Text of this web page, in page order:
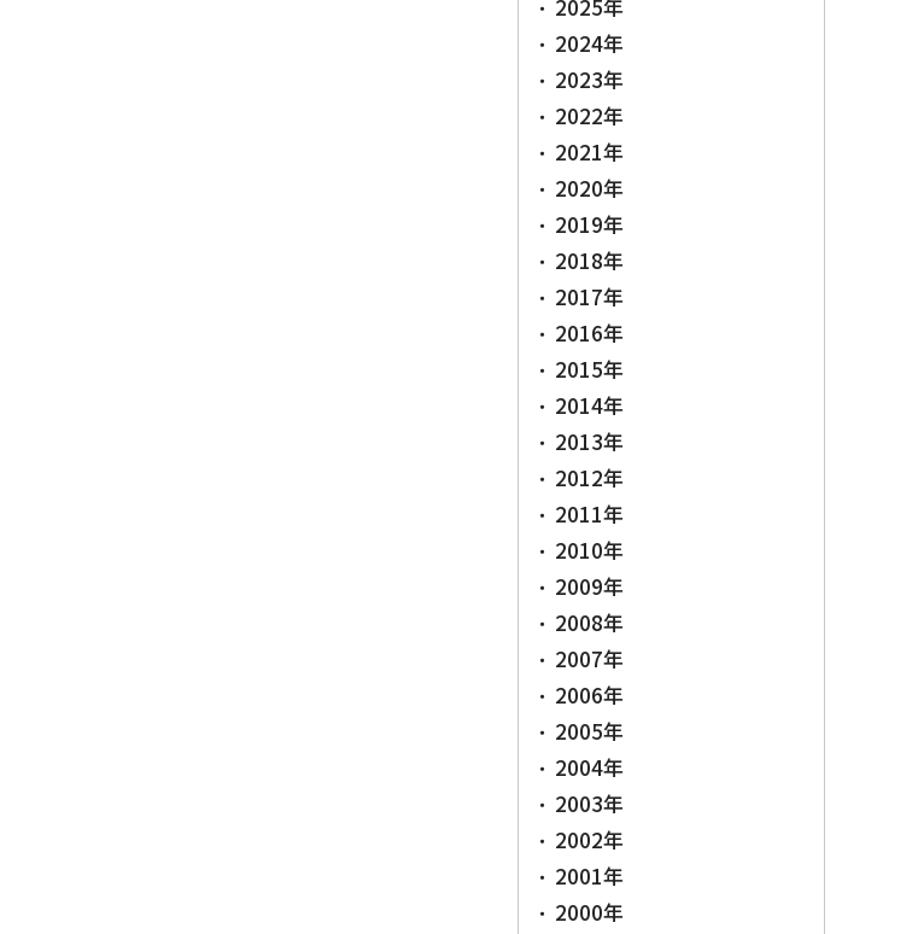
2025年
2024年
2023年
2022年
2021年
2020年
2019年
2018年
2017年
2016年
2015年
2014年
2013年
2012年
2011年
2010年
2009年
2008年
2007年
2006年
2005年
2004年
2003年
2002年
2001年
2000年